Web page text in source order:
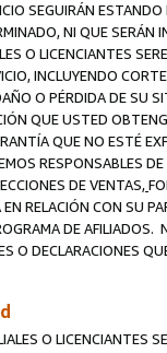
SEGUIRÁN
NI QUE SERÁN
O LICENCIANTES
INCLUYENDO
O PÉRDIDA DE SU
QUE USTED
QUE NO ESTÉ
RESPONSABLES
DE VENTAS,
RELACIÓN CON SU
DE
O DECLARACIONES
O LICENCIANTES